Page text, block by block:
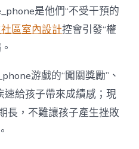
是他們“不受干預的
區室內設計控會引發“權
游戲的“闖關獎勵”、
速給孩子帶來成績感；現
長，不難讓孩子產生挫敗